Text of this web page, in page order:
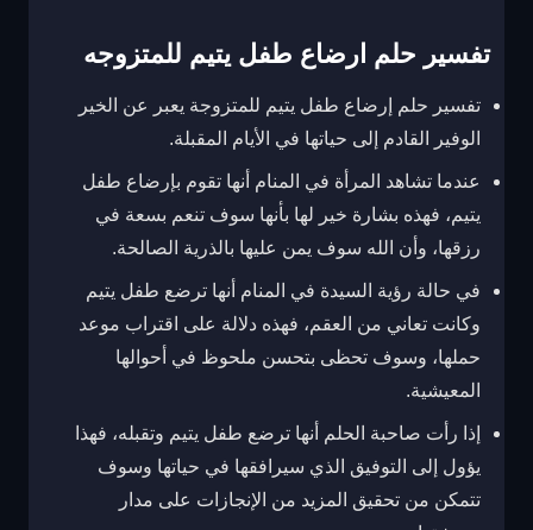
تفسير حلم ارضاع طفل يتيم للمتزوجه
تفسير حلم إرضاع طفل يتيم للمتزوجة يعبر عن الخير
الوفير القادم إلى حياتها في الأيام المقبلة.
عندما تشاهد المرأة في المنام أنها تقوم بإرضاع طفل
يتيم، فهذه بشارة خير لها بأنها سوف تنعم بسعة في
رزقها، وأن الله سوف يمن عليها بالذرية الصالحة.
في حالة رؤية السيدة في المنام أنها ترضع طفل يتيم
وكانت تعاني من العقم، فهذه دلالة على اقتراب موعد
حملها، وسوف تحظى بتحسن ملحوظ في أحوالها
المعيشية.
إذا رأت صاحبة الحلم أنها ترضع طفل يتيم وتقبله، فهذا
يؤول إلى التوفيق الذي سيرافقها في حياتها وسوف
تتمكن من تحقيق المزيد من الإنجازات على مدار